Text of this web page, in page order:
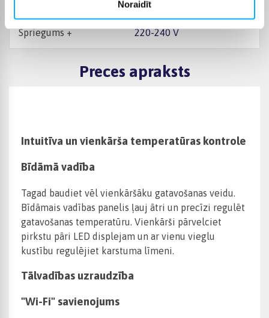
Noraidīt
Spriegums + 220-240 V
Preces apraksts
Intuitīva un vienkārša temperatūras kontrole
Bīdāmā vadība
Tagad baudiet vēl vienkāršāku gatavošanas veidu.
Bīdāmais vadības panelis ļauj ātri un precīzi regulēt
gatavošanas temperatūru. Vienkārši pārvelciet
pirkstu pāri LED displejam un ar vienu vieglu
kustību regulējiet karstuma līmeni.
Tālvadības uzraudzība
"Wi-Fi" savienojums